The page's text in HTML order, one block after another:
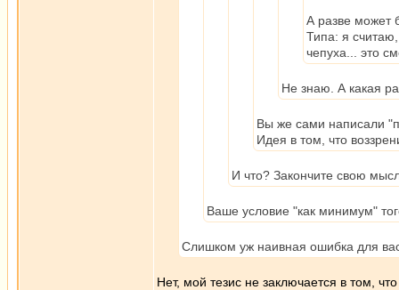
А разве может
Типа: я считаю,
чепуха... это
Не знаю. А какая
Вы же сами написали
Идея в том, что
И что? Закончите свою
Ваше условие "как минимум"
Слишком уж наивная ошибка для
Нет, мой тезис не заключается в том,